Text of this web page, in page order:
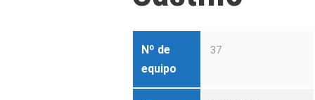
Nº de
equipo
37